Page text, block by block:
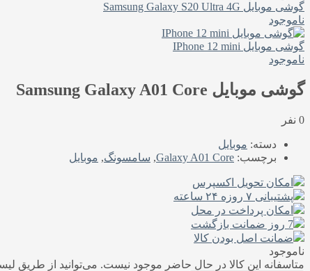
گوشی موبایل Samsung Galaxy S20 Ultra 4G
ناموجود
گوشی موبایل IPhone 12 mini
ناموجود
گوشی موبایل Samsung Galaxy A01 Core
0 نفر
دسته: موبایل
برچسب: Galaxy A01 Core
, سامسونگ, موبایل
امکان تحویل اکسپرس
پشتیبانی ۷ روزه ۲۴ ساعته
امکان پرداخت در محل
7 روز ضمانت بازگشت
ضمانت اصل بودن کالا
ناموجود
متاسفانه این کالا در حال حاضر موجود نیست. می‌توانید از طریق